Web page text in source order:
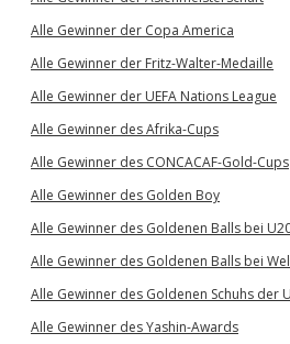
Alle Gewinner der Copa America
Alle Gewinner der Fritz-Walter-Medaille
Alle Gewinner der UEFA Nations League
Alle Gewinner des Afrika-Cups
Alle Gewinner des CONCACAF-Gold-Cups
Alle Gewinner des Golden Boy
Alle Gewinner des Goldenen Balls bei
Alle Gewinner des Goldenen Balls bei
Alle Gewinner des Goldenen Schuhs der
Alle Gewinner des Yashin-Awards